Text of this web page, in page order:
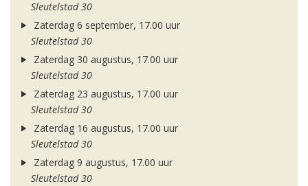
Sleutelstad 30
Zaterdag 6 september, 17.00 uur
Sleutelstad 30
Zaterdag 30 augustus, 17.00 uur
Sleutelstad 30
Zaterdag 23 augustus, 17.00 uur
Sleutelstad 30
Zaterdag 16 augustus, 17.00 uur
Sleutelstad 30
Zaterdag 9 augustus, 17.00 uur
Sleutelstad 30